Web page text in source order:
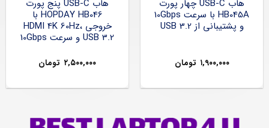
هاب USB-C چهار پورت
HB045A با سرعت 10Gbps
و پشتیبانی از USB 3.2
۱,۹۰۰,۰۰۰ تومان
هاب USB-C پنج پورت
HOPDAY HB046 با
خروجی HDMI 4K 60Hz،
USB 3.2 و سرعت 10Gbps
۲,۵۰۰,۰۰۰ تومان